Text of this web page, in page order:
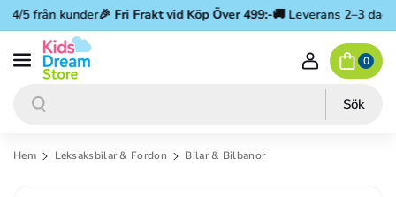
Gå vidare till innehåll
5 från kunder🎉Fri Frakt vid Köp Över 499:-🚚 Leverans 2–3 dagar
Sök Sök
0
Hem Leksaksbilar & Fordon Bilar & Bilbanor